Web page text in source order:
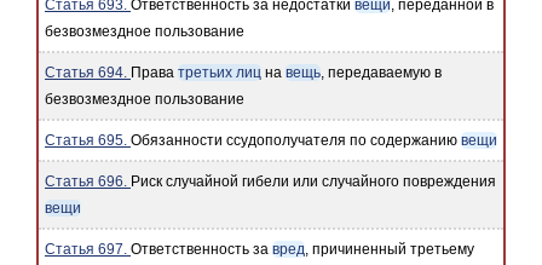
Статья 693. Ответственность за недостатки вещи, переданной в
безвозмездное пользование
Статья 694. Права третьих лиц на вещь, передаваемую в
безвозмездное пользование
Статья 695. Обязанности ссудополучателя по содержанию вещи
Статья 696. Риск случайной гибели или случайного повреждения
вещи
Статья 697. Ответственность за вред, причиненный третьему